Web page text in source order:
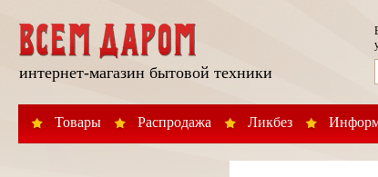
интернет-магазин бытовой техники
Товары Распродажа Ликбез